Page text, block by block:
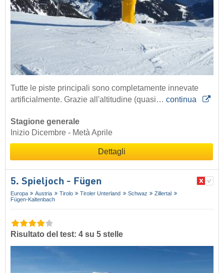
Tutte le piste principali sono completamente innevate
artificialmente. Grazie all'altitudine (quasi… continua
Stagione generale
Inizio Dicembre - Metà Aprile
Dettagli
5. Spieljoch - Fügen
Europa Austria Tirolo Tiroler Unterland Schwaz
Zillertal
Fügen-Kaltenbach
Risultato del test: 4 su 5 stelle